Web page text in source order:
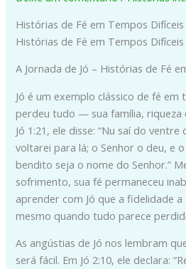
Histórias de Fé em Tempos Difíceis
Histórias de Fé em Tempos Difíceis
A Jornada de Jó – Histórias de Fé
Jó é um exemplo clássico de fé em
perdeu tudo — sua família, riqueza
Jó 1:21, ele disse: “Nu saí do ventre
voltarei para lá; o Senhor o deu, e
bendito seja o nome do Senhor.”
sofrimento, sua fé permaneceu
aprender com Jó que a fidelidade a
mesmo quando tudo parece
As angústias de Jó nos lembram
será fácil. Em Jó 2:10, ele declara: